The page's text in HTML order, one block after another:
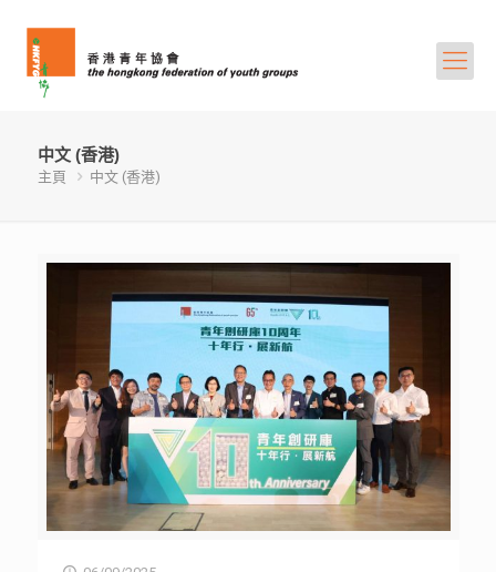
中文 (香港)
主頁 中文 (香港)